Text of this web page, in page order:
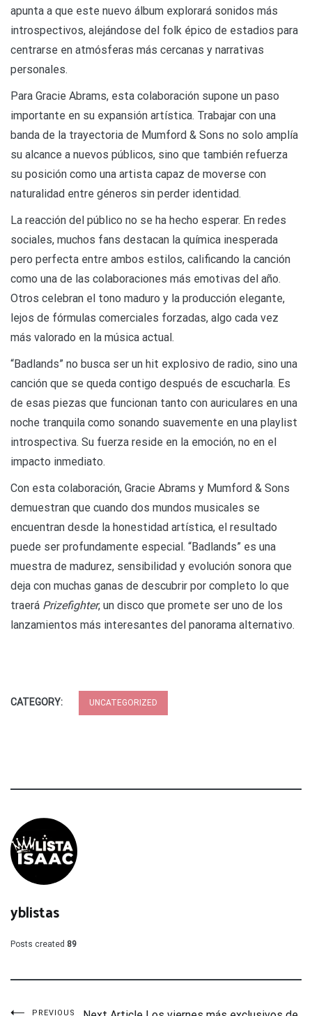
apunta a que este nuevo álbum explorará sonidos más
introspectivos, alejándose del folk épico de estadios para
centrarse en atmósferas más cercanas y narrativas
personales.
Para Gracie Abrams, esta colaboración supone un paso
importante en su expansión artística. Trabajar con una
banda de la trayectoria de Mumford & Sons no solo amplía
su alcance a nuevos públicos, sino que también refuerza
su posición como una artista capaz de moverse con
naturalidad entre géneros sin perder identidad.
La reacción del público no se ha hecho esperar. En redes
sociales, muchos fans destacan la química inesperada
pero perfecta entre ambos estilos, calificando la canción
como una de las colaboraciones más emotivas del año.
Otros celebran el tono maduro y la producción elegante,
lejos de fórmulas comerciales forzadas, algo cada vez
más valorado en la música actual.
“Badlands” no busca ser un hit explosivo de radio, sino una
canción que se queda contigo después de escucharla. Es
de esas piezas que funcionan tanto con auriculares en una
noche tranquila como sonando suavemente en una playlist
introspectiva. Su fuerza reside en la emoción, no en el
impacto inmediato.
Con esta colaboración, Gracie Abrams y Mumford & Sons
demuestran que cuando dos mundos musicales se
encuentran desde la honestidad artística, el resultado
puede ser profundamente especial. “Badlands” es una
muestra de madurez, sensibilidad y evolución sonora que
deja con muchas ganas de descubrir por completo lo que
traerá Prizefighter, un disco que promete ser uno de los
lanzamientos más interesantes del panorama alternativo.
CATEGORY: UNCATEGORIZED
yblistas
Posts created 89
PREVIOUS